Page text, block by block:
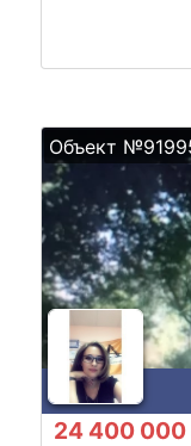
Объект
24 400 000